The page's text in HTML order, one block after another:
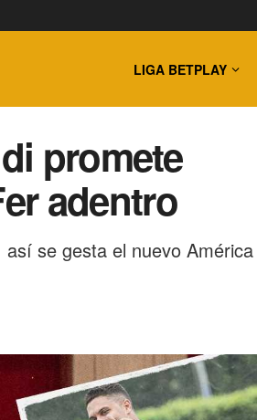
LIGA BETPLAY
promete
adentro
se gesta el nuevo América